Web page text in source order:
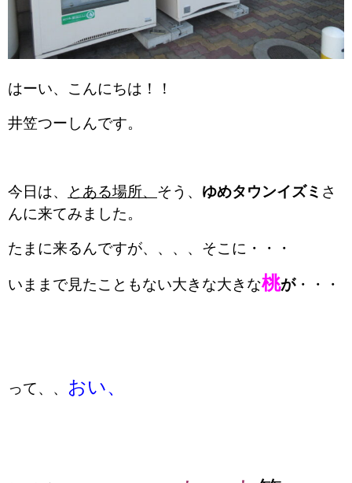
はーい、こんにちは！！
井笠つーしんです。
今日は、 とある場所、 そう、 ゆめタウンイズミ さ
んに来てみました。
たまに来るんですが、、、、そこに・・・
いままで見たこともない大きな大きな桃が・・・
って、、 おい、